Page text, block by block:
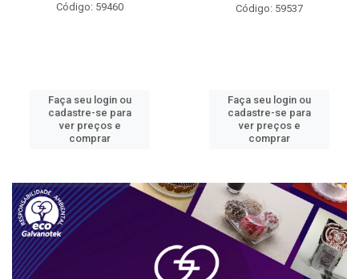
Código: 59460
Faça seu login ou
cadastre-se para
ver preços e
comprar
Código: 59537
Faça seu login ou
cadastre-se para
ver preços e
comprar